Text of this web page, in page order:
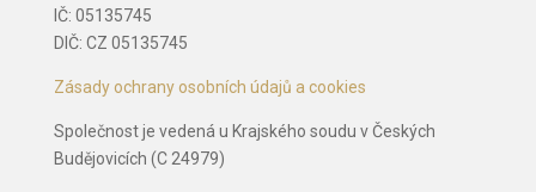
IČ: 05135745
DIČ: CZ 05135745
Zásady ochrany osobních údajů a cookies
Společnost je vedená u Krajského soudu v Českých
Budějovicích (C 24979)